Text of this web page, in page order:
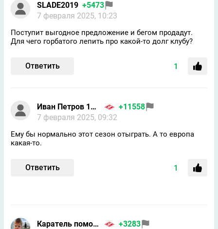
SLADE2019 +5473
7 февраля 2025, 10:23
Поступит выгодное предложение и бегом продадут.
Для чего горбатого лепить про какой-то долг клубу?
Ответить 1
Иван Петров 1986
+11558
7 февраля 2025, 09:32
Ему бы нормально этот сезон отыграть. А то европа
какая-то.
Ответить 1
Каратель помойников
+3283